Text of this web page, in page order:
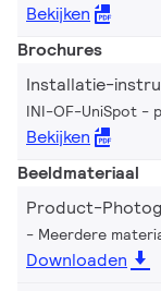
Bekijken
Brochures
Installatie-
INI-OF-UniSpot
Bekijken
Beeldmateriaal
Product-
Meerdere
Downloaden